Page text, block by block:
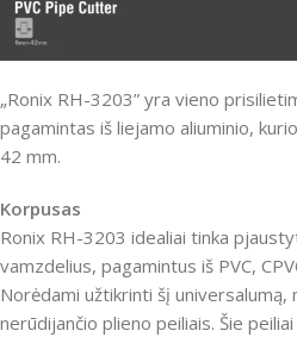
„Ronix RH-3203” yra vieno
pagamintas iš liejamo aliuminio,
42 mm.
Korpusas
Ronix RH-3203 idealiai tinka
vamzdelius, pagamintus iš PVC,
Norėdami užtikrinti šį
nerūdijančio plieno peiliais. Šie